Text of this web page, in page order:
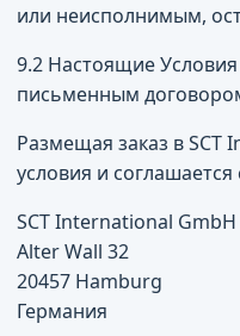
или неисполнимым,
9.2 Настоящие
письменным
Размещая заказ в
условия и
SCT International GmbH
Alter Wall 32
20457 Hamburg
Германия